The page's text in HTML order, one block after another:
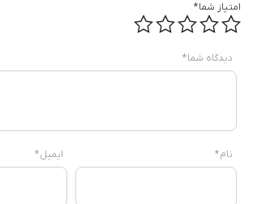
امتیاز شما*
دیدگاه شما*
نام* ایمیل*